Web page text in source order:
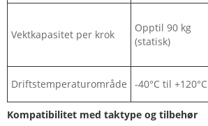
Vektkapasitet per krok
Opptil 90 kg
(statisk)
Driftstemperaturområde -40°C til +120°C
Kompatibilitet med taktype og tilbehør